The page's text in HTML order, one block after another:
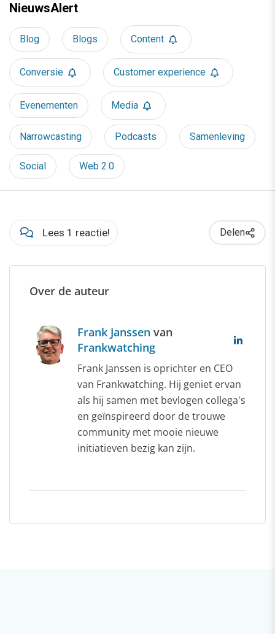
NieuwsAlert
Blog Blogs Content
Conversie Customer experience
Evenementen Media
Narrowcasting Podcasts Samenleving
Social Web 2.0
Lees 1 reactie! Delen
Over de auteur
Frank Janssen van
Frankwatching
Frank Janssen is oprichter en CEO
van Frankwatching. Hij geniet ervan
als hij samen met bevlogen collega's
en geïnspireerd door de trouwe
community met mooie nieuwe
initiatieven bezig kan zijn.